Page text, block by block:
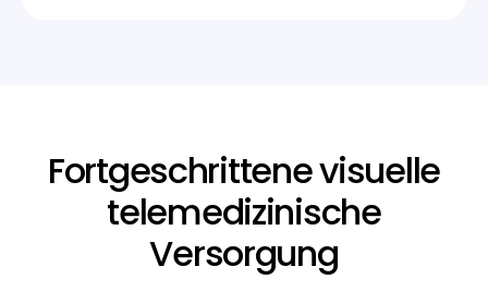
Fortgeschrittene visuelle
telemedizinische
Versorgung